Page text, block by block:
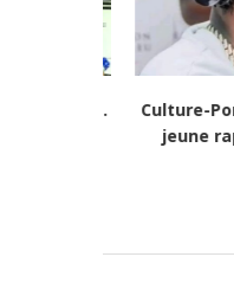
Culture-
jeune